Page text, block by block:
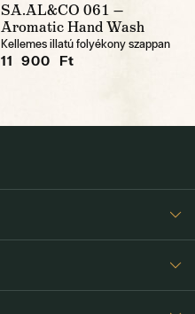
SA.AL&CO 061 —
Aromatic Hand Wash
Kellemes illatú folyékony szappan
11 900 Ft